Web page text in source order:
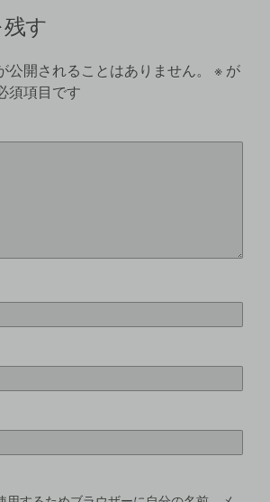
す
公開されることはありません。 ※ が
須項目です